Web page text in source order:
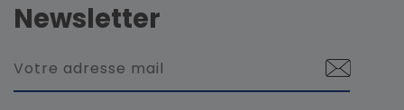
Newsletter